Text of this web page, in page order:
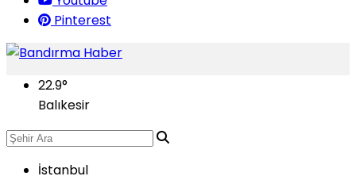
Pinterest
22.9°
Balıkesir
İstanbul